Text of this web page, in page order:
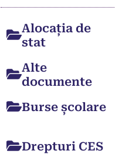
Alocația de
stat
Alte
documente
Burse școlare
Drepturi CES